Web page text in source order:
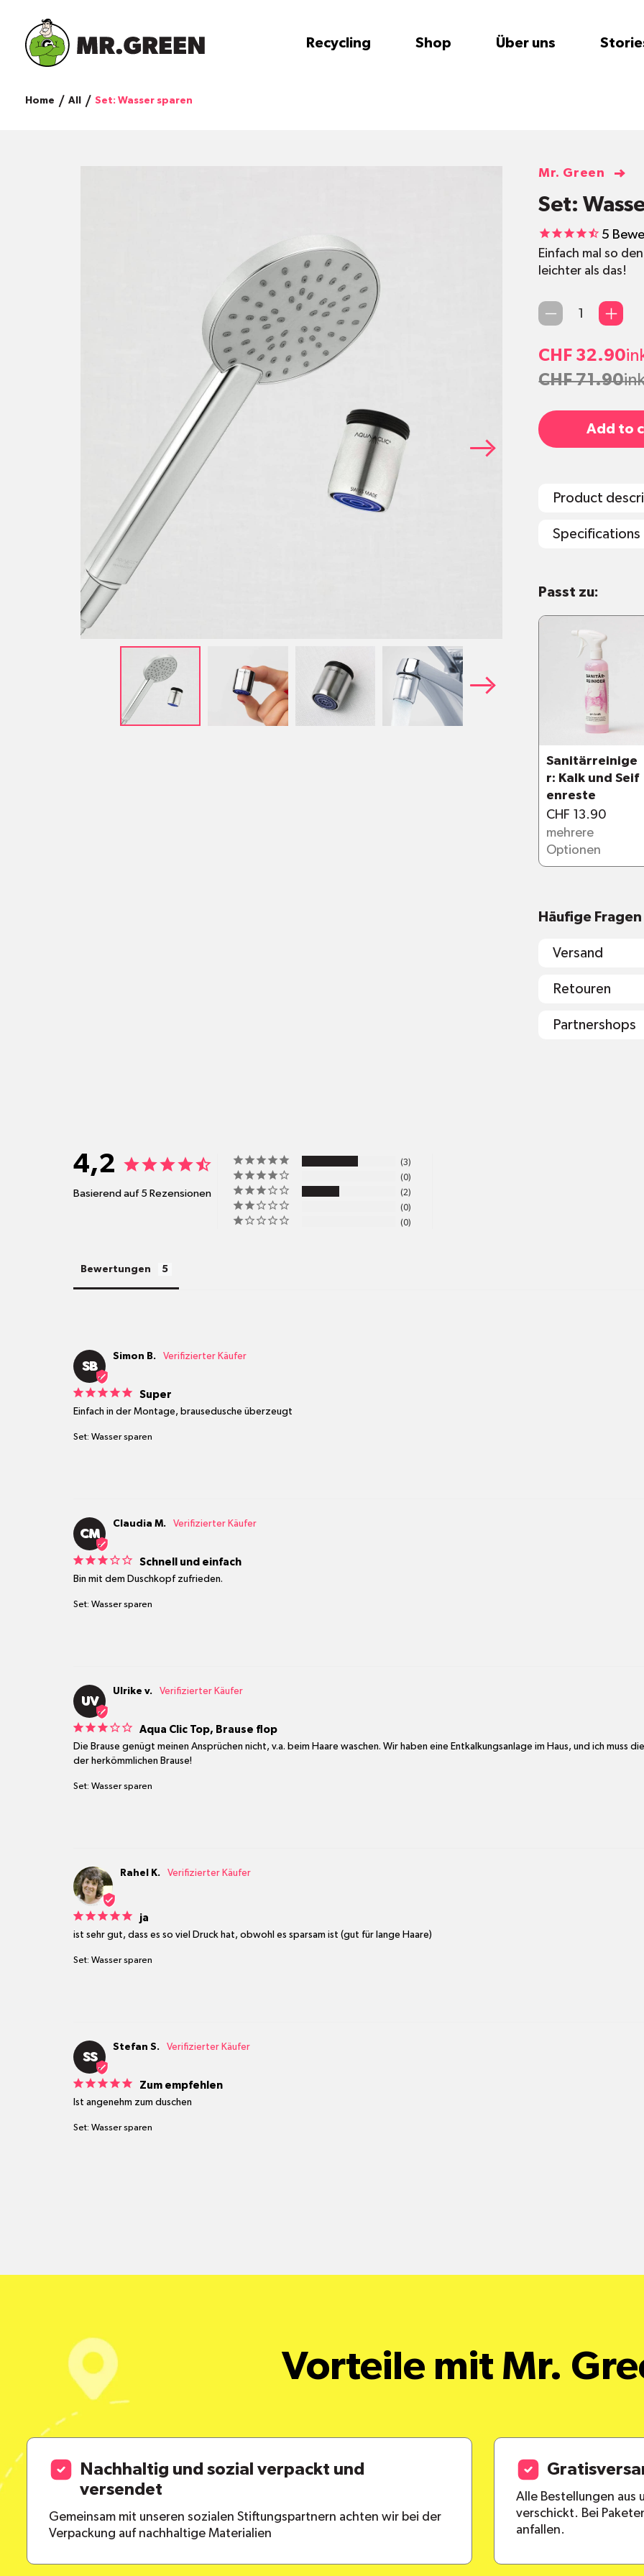
Recycling Shop Über uns
Home All Set: Wasser sparen
Mr. Green
Set:
5
Einfach mal so
leichter als das!
Qty
CHF 32.90
CHF 71.90
Add to
Product
Specifications
Hergestellt in
Einfache
Passt an
1x
Durchmesser:
Masse: 265 x
Gewicht: 260
Durchfluss:
Passt zu:
Sanitärreinige
r: Kalk und Seif
enreste
CHF 13.90
mehrere
Optionen
Häufige Fragen
Versand
Retouren
Partnershops
4,2
Basierend auf 5 Rezensionen
3
0
2
0
0
Bewertungen
SB
Simon B.
Super
Einfach in der Montage, brausedusche überzeugt
Set: Wasser sparen
CM
Claudia M.
Schnell und einfach
Bin mit dem Duschkopf zufrieden.
Set: Wasser sparen
UV
Ulrike v.
Aqua Clic Top, Brause flop
Die Brause genügt meinen Ansprüchen nicht, v.a. beim Haare waschen. Wir haben eine Entkalkungsanlage im Haus, und ich muss
der herkömmlichen Brause!
Set: Wasser sparen
Rahel K.
ja
ist sehr gut, dass es so viel Druck hat, obwohl es sparsam ist (gut für lange Haare)
Set: Wasser sparen
SS
Stefan S.
Zum empfehlen
Ist angenehm zum duschen
Set: Wasser sparen
Vorteile mit Mr.
Nachhaltig und sozial verpackt und
versendet
Gemeinsam mit unseren sozialen Stiftungspartnern achten wir bei der
Verpackung auf nachhaltige Materialien
Alle Bestellungen aus
verschickt. Bei
anfallen.